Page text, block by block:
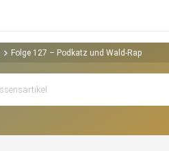
Folge 127 – Podkatz und Wald-Rap